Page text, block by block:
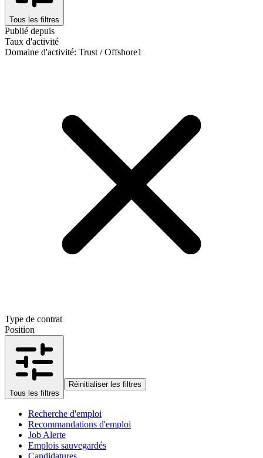
Tous les filtres
Publié depuis
Taux d'activité
Domaine d'activité: Trust / Offshore1
Type de contrat
Position
Tous les filtres
Réinitialiser les filtres
Recherche d'emploi
Recommandations d'emploi
Job Alerte
Emplois sauvegardés
Candidatures